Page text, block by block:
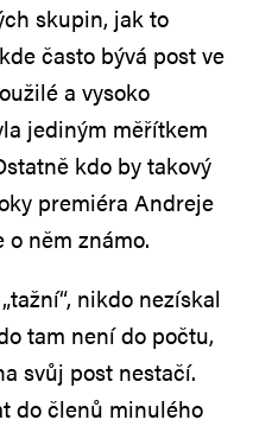
skupin, jak to
často bývá post ve
a vysoko
jediným měřítkem
kdo by takový
premiéra Andreje
o něm známo.
nikdo nezískal
tam není do počtu,
svůj post nestačí.
do členů minulého